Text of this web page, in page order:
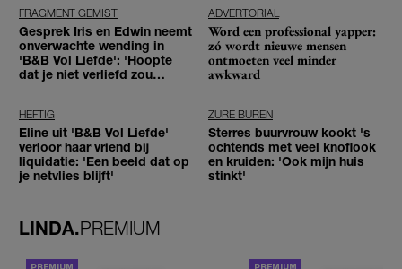
FRAGMENT GEMIST
Gesprek Iris en Edwin neemt
onverwachte wending in
'B&B Vol Liefde': 'Hoopte
dat je niet verliefd zou
ADVERTORIAL
Word een professional yapper:
zó wordt nieuwe mensen
ontmoeten veel minder
awkward
HEFTIG
Eline uit 'B&B Vol Liefde'
verloor haar vriend bij
liquidatie: 'Een beeld dat op
je netvlies blijft'
ZURE BUREN
Sterres buurvrouw kookt 's
ochtends met veel knoflook
en kruiden: 'Ook mijn huis
stinkt'
LINDA.PREMIUM